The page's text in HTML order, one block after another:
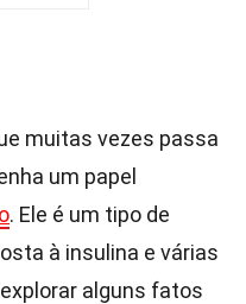
muitas vezes passa
um papel
. Ele é um tipo de
à insulina e várias
alguns fatos